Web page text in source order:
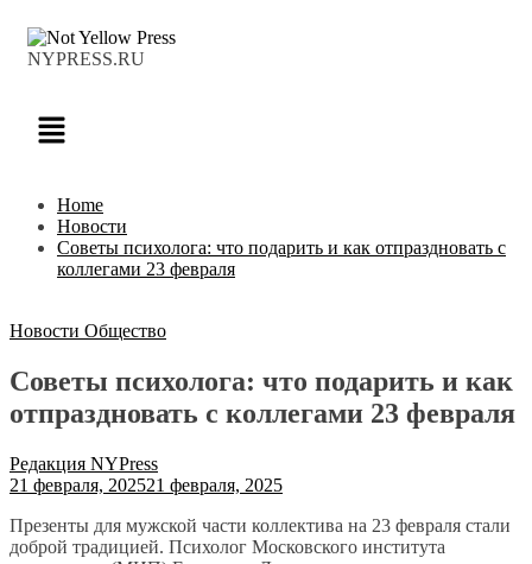
NYPRESS.RU
Home
Новости
Советы психолога: что подарить и как отпраздновать с
коллегами 23 февраля
Новости Общество
Советы психолога: что подарить и как
отпраздновать с коллегами 23 февраля
Редакция NYPress
21 февраля, 202521 февраля, 2025
Презенты для мужской части коллектива на 23 февраля стали
доброй традицией. Психолог Московского института